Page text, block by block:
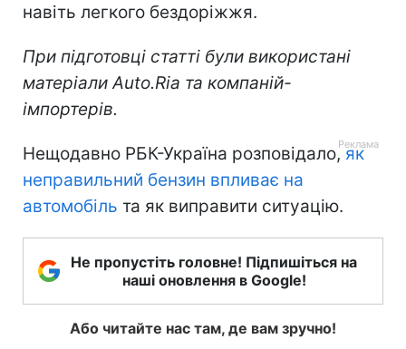
навіть легкого бездоріжжя.
При підготовці статті були використані
матеріалиAuto.Ria та компаній-
імпортерів.
Нещодавно РБК-Україна розповідало, як
неправильний бензин впливає на
автомобіль та як виправити ситуацію.
Не пропустіть головне! Підпишіться на
наші оновлення в Google!
Або читайте нас там, де вам зручно!